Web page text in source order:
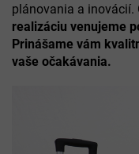
plánovania a inovácií.
realizáciu venujeme
Prinášame vám
vaše očakávania.